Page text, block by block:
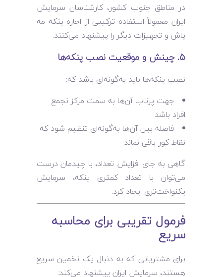
در مناطق جنوب کشور، کارشناسان سرمایش
ایران معمولاً استفاده ترکیبی از اجاره پنکه مه
پاش و تجهیزات دیگر را پیشنهاد می‌کنند.
۵. چینش و موقعیت نصب پنکه‌ها
نصب پنکه‌ها باید به‌گونه‌ای باشد که:
جهت پرتاب آن‌ها به سمت مرکز تجمع
افراد باشد
فاصله بین آن‌ها به‌گونه‌ای تنظیم شود که
نقاط کور باقی نماند
گاهی به جای افزایش تعداد، با چیدمان درست
می‌توان با تعداد کمتری پنکه، سرمایش
یکنواخت‌تری ایجاد کرد.
فرمول تقریبی برای محاسبه
سریع
برای مشتریانی که به دنبال یک تخمین سریع
هستند، سرمایش ایران پیشنهاد می‌کند: